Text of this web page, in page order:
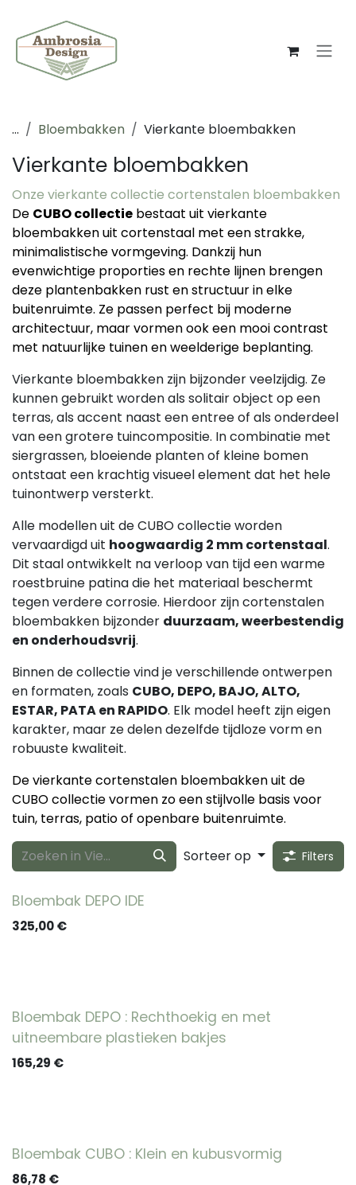
... Bloembakken Vierkante bloembakken
Vierkante bloembakken
Onze vierkante collectie cortenstalen bloembakken
De CUBO collectie bestaat uit vierkante
bloembakken uit cortenstaal met een strakke,
minimalistische vormgeving. Dankzij hun
evenwichtige proporties en rechte lijnen brengen
deze plantenbakken rust en structuur in elke
buitenruimte. Ze passen perfect bij moderne
architectuur, maar vormen ook een mooi contrast
met natuurlijke tuinen en weelderige beplanting.
Vierkante bloembakken zijn bijzonder veelzijdig. Ze
kunnen gebruikt worden als solitair object op een
terras, als accent naast een entree of als onderdeel
van een grotere tuincompositie. In combinatie met
siergrassen, bloeiende planten of kleine bomen
ontstaat een krachtig visueel element dat het hele
tuinontwerp versterkt.
Alle modellen uit de CUBO collectie worden
vervaardigd uit hoogwaardig 2 mm cortenstaal.
Dit staal ontwikkelt na verloop van tijd een warme
roestbruine patina die het materiaal beschermt
tegen verdere corrosie. Hierdoor zijn cortenstalen
bloembakken bijzonder duurzaam, weerbestendig
en onderhoudsvrij.
Binnen de collectie vind je verschillende ontwerpen
en formaten, zoals CUBO, DEPO, BAJO, ALTO,
ESTAR, PATA en RAPIDO. Elk model heeft zijn eigen
karakter, maar ze delen dezelfde tijdloze vorm en
robuuste kwaliteit.
De vierkante cortenstalen bloembakken uit de
CUBO collectie vormen zo een stijlvolle basis voor
tuin, terras, patio of openbare buitenruimte.
Sorteer op Filters
Bloembak DEPO IDE
325,00€
Bloembak DEPO : Rechthoekig en met
uitneembare plastieken bakjes
165,29 €
Bloembak CUBO : Klein en kubusvormig
86,78 €